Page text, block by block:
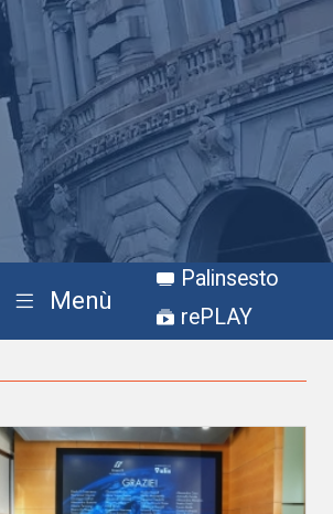
Menù
Palinsesto
rePLAY